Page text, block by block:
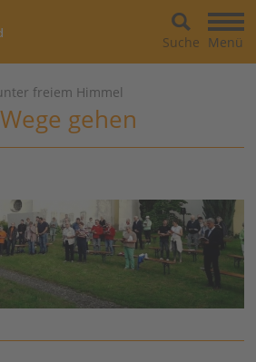
Menü
Suche
freiem Himmel
gehen